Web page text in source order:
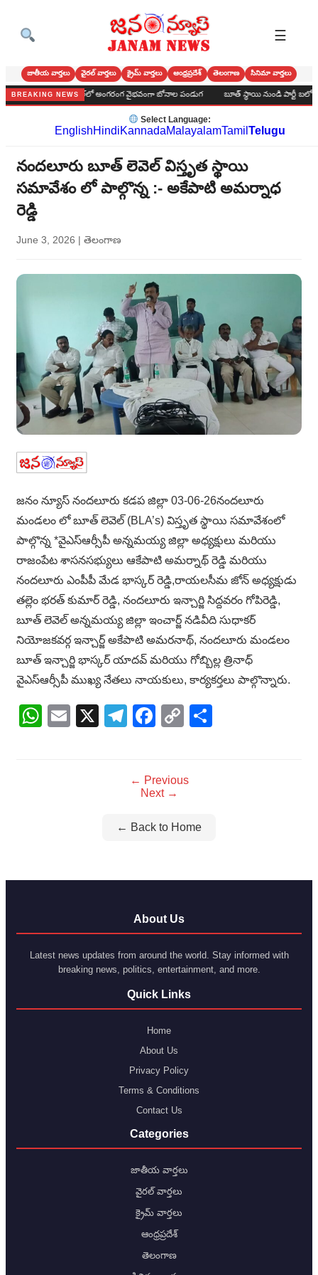
☰
జాతీయ వార్తలు వైరల్ వార్తలు క్రైమ్ వార్తలు ఆంధ్రప్రదేశ్ తెలంగాణ సినిమా వార్తలు
BREAKING NEWS
గ్రామర్ హైస్కూల్‌లో అంగరంగ వైభవంగా బోనాల పండుగ బూత్ స్థాయి నుండి పార్టీ బలోపేతం
Select Language:
EnglishHindiKannadaMalayalamTamil Telugu
నందలూరు బూత్ లెవెల్ విస్తృత స్థాయి
సమావేశం లో పాల్గొన్న :- అకేపాటి అమర్నాధ
రెడ్డి
June 3, 2026 | తెలంగాణ
జనం న్యూస్ నందలూరు కడప జిల్లా 03-06-26నందలూరు
మండలం లో బూత్ లెవెల్ (BLA’s) విస్తృత స్థాయి సమావేశంలో
పాల్గొన్న *వైఎస్ఆర్సీపీ అన్నమయ్య జిల్లా అధ్యక్షులు మరియు
రాజంపేట శాసనసభ్యులు ఆకేపాటి అమర్నాథ్ రెడ్డి మరియు
నందలూరు ఎంపీపీ మేడ భాస్కర్ రెడ్డి,రాయలసీమ జోన్ అధ్యక్షుడు
తల్లెం భరత్ కుమార్ రెడ్డి, నందలూరు ఇన్చార్జి సిద్దవరం గోపిరెడ్డి,
బూత్ లెవెల్ అన్నమయ్య జిల్లా ఇంచార్జ్ నడివీది సుధాకర్
నియోజకవర్గ ఇన్చార్జ్ అకేపాటి అమరనాథ్, నందలూరు మండలం
బూత్ ఇన్చార్జి భాస్కర్ యాదవ్ మరియు గోబ్బిల్ల త్రినాధ్
వైఎస్ఆర్సీపీ ముఖ్య నేతలు నాయకులు, కార్యకర్తలు పాల్గొన్నారు.
WhatsApp
Email
X Telegram
Facebook
Copy
← Previous
Next →
← Back to Home
About Us
Latest news updates from around the world. Stay informed with
breaking news, politics, entertainment, and more.
Quick Links
Home
About Us
Privacy Policy
Terms & Conditions
Contact Us
Categories
జాతీయ వార్తలు
వైరల్ వార్తలు
క్రైమ్ వార్తలు
ఆంధ్రప్రదేశ్
తెలంగాణ